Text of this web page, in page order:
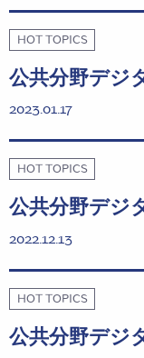
HOT TOPICS
公共分野デジ
2023.01.17
HOT TOPICS
公共分野デジ
2022.12.13
HOT TOPICS
公共分野デジ